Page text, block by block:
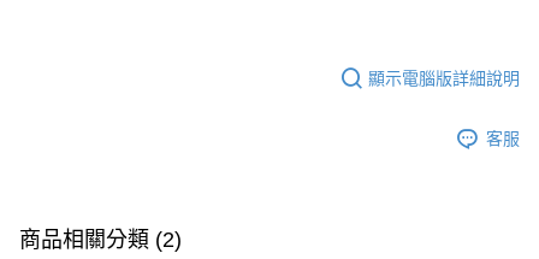
顯示電腦版詳細說明
客服
商品相關分類 (2)